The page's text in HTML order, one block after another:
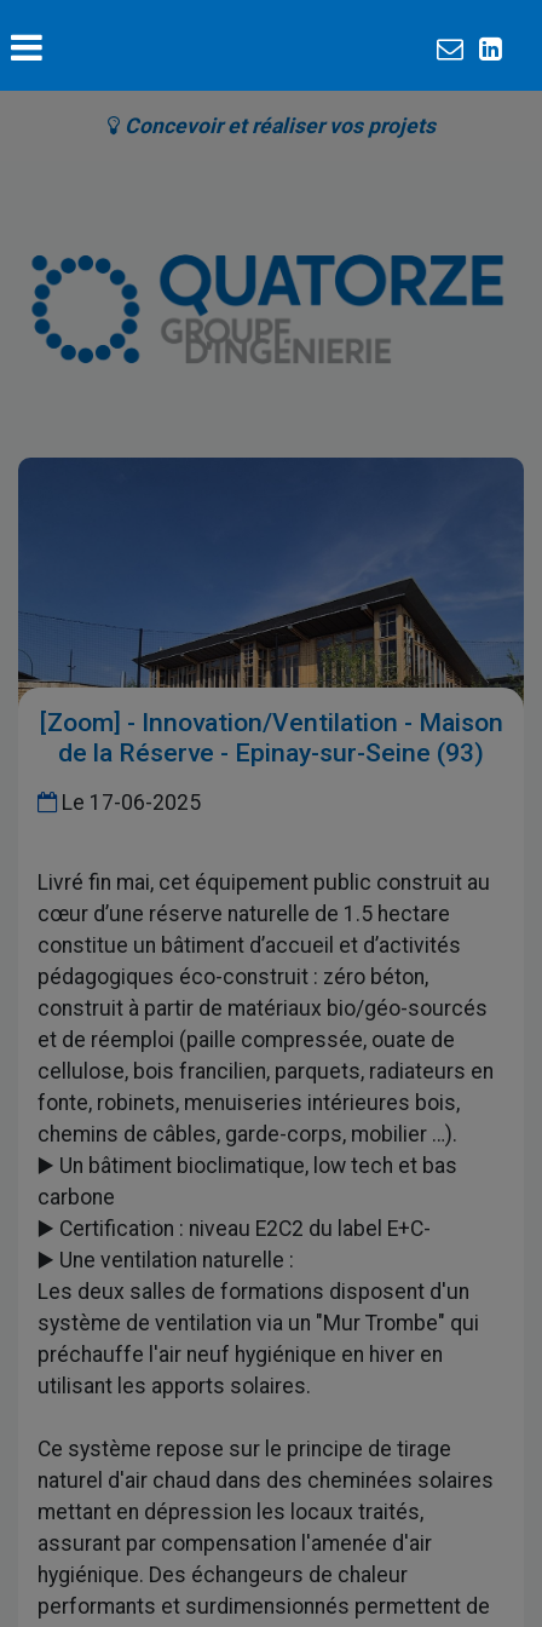
Concevoir et réaliser vos projets
[Zoom] - Innovation/Ventilation - Maison
de la Réserve - Epinay-sur-Seine (93)
Le 17-06-2025
Livré fin mai, cet équipement public construit au
cœur d’une réserve naturelle de 1.5 hectare
constitue un bâtiment d’accueil et d’activités
pédagogiques éco-construit : zéro béton,
construit à partir de matériaux bio/géo-sourcés
et de réemploi (paille compressée, ouate de
cellulose, bois francilien, parquets, radiateurs en
fonte, robinets, menuiseries intérieures bois,
chemins de câbles, garde-corps, mobilier …).
▶️ Un bâtiment bioclimatique, low tech et bas
carbone
▶️ Certification : niveau E2C2 du label E+C-
▶️ Une ventilation naturelle :
Les deux salles de formations disposent d'un
système de ventilation via un "Mur Trombe" qui
préchauffe l'air neuf hygiénique en hiver en
utilisant les apports solaires.
Ce système repose sur le principe de tirage
naturel d'air chaud dans des cheminées solaires
mettant en dépression les locaux traités,
assurant par compensation l'amenée d'air
hygiénique. Des échangeurs de chaleur
performants et surdimensionnés permettent de